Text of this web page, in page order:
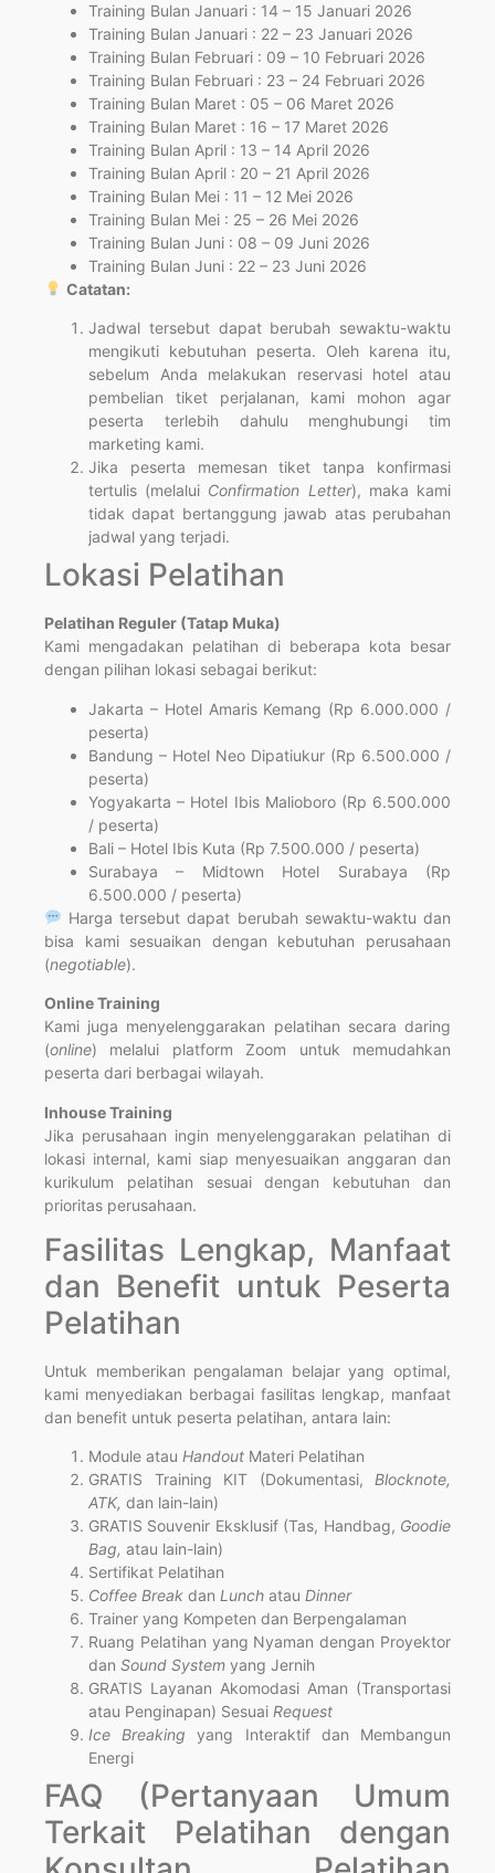
Training Bulan Januari : 14 – 15 Januari 2026
Training Bulan Januari : 22 – 23 Januari 2026
Training Bulan Februari : 09 – 10 Februari 2026
Training Bulan Februari : 23 – 24 Februari 2026
Training Bulan Maret : 05 – 06 Maret 2026
Training Bulan Maret : 16 – 17 Maret 2026
Training Bulan April : 13 – 14 April 2026
Training Bulan April : 20 – 21 April 2026
Training Bulan Mei : 11 – 12 Mei 2026
Training Bulan Mei : 25 – 26 Mei 2026
Training Bulan Juni : 08 – 09 Juni 2026
Training Bulan Juni : 22 – 23 Juni 2026
Catatan:
Jadwal tersebut dapat berubah sewaktu-waktu
mengikuti kebutuhan peserta. Oleh karena itu,
sebelum Anda melakukan reservasi hotel atau
pembelian tiket perjalanan, kami mohon agar
peserta terlebih dahulu menghubungi tim
marketing kami.
Jika peserta memesan tiket tanpa konfirmasi
tertulis (melalui Confirmation Letter), maka kami
tidak dapat bertanggung jawab atas perubahan
jadwal yang terjadi.
Lokasi Pelatihan
Pelatihan Reguler (Tatap Muka)
Kami mengadakan pelatihan di beberapa kota besar
dengan pilihan lokasi sebagai berikut:
Jakarta – Hotel Amaris Kemang (Rp 6.000.000 /
peserta)
Bandung – Hotel Neo Dipatiukur (Rp 6.500.000 /
peserta)
Yogyakarta – Hotel Ibis Malioboro (Rp 6.500.000
/ peserta)
Bali – Hotel Ibis Kuta (Rp 7.500.000 / peserta)
Surabaya – Midtown Hotel Surabaya (Rp
6.500.000 / peserta)
Harga tersebut dapat berubah sewaktu-waktu dan
bisa kami sesuaikan dengan kebutuhan perusahaan
(negotiable).
Online Training
Kami juga menyelenggarakan pelatihan secara daring
(online) melalui platform Zoom untuk memudahkan
peserta dari berbagai wilayah.
Inhouse Training
Jika perusahaan ingin menyelenggarakan pelatihan di
lokasi internal, kami siap menyesuaikan anggaran dan
kurikulum pelatihan sesuai dengan kebutuhan dan
prioritas perusahaan.
Fasilitas Lengkap, Manfaat
dan Benefit untuk Peserta
Pelatihan
Untuk memberikan pengalaman belajar yang optimal,
kami menyediakan berbagai fasilitas lengkap, manfaat
dan benefit untuk peserta pelatihan, antara lain:
Module atau Handout Materi Pelatihan
GRATIS Training KIT (Dokumentasi, Blocknote,
ATK, dan lain-lain)
GRATIS Souvenir Eksklusif (Tas, Handbag, Goodie
Bag, atau lain-lain)
Sertifikat Pelatihan
Coffee Break dan Lunch atau Dinner
Trainer yang Kompeten dan Berpengalaman
Ruang Pelatihan yang Nyaman dengan Proyektor
dan Sound System yang Jernih
GRATIS Layanan Akomodasi Aman (Transportasi
atau Penginapan) Sesuai Request
Ice Breaking yang Interaktif dan Membangun
Energi
FAQ (Pertanyaan Umum
Terkait Pelatihan dengan